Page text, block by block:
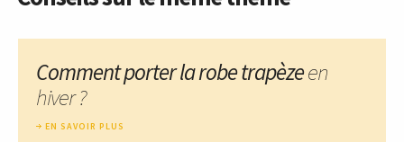
Comment porter la robe trapèzeen
hiver ?
EN SAVOIR PLUS